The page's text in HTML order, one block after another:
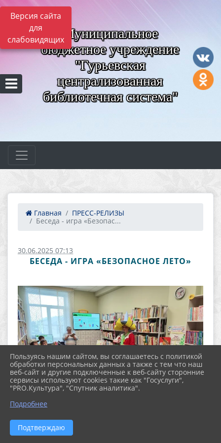
Версия сайта
для
слабовидящих Муниципальное
бюджетное учреждение
"Гурьевская
централизованная
библиотечная система"
Главная
ПРЕСС-РЕЛИЗЫ
Беседа - игра «Безопас...
30.06.2025 07:13
БЕСЕДА - ИГРА «БЕЗОПАСНОЕ ЛЕТО»
Пользуясь нашим сайтом, вы соглашаетесь с политикой
обработки персональных данных а также с тем что наш
веб-сайт и другие подключенные к веб-сайту сторонние
сервисы используют cookies такие как "Госуслуги",
"PRO.Культура", "Спутник аналитика".
Подробнее
Подтверждаю